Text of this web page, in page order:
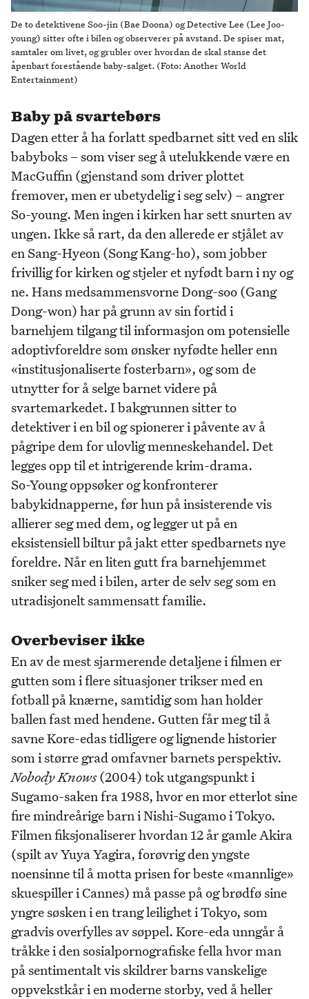
De to detektivene Soo-jin (Bae Doona) og Detective Lee (Lee Joo-
young) sitter ofte i bilen og observerer på avstand. De spiser mat,
samtaler om livet, og grubler over hvordan de skal stanse det
åpenbart forestående baby-salget. (Foto: Another World
Entertainment)
Baby på svartebørs
Dagen etter å ha forlatt spedbarnet sitt ved en slik
babyboks – som viser seg å utelukkende være en
MacGuffin (gjenstand som driver plottet
fremover, men er ubetydelig i seg selv) – angrer
So-young. Men ingen i kirken har sett snurten av
ungen. Ikke så rart, da den allerede er stjålet av
en Sang-Hyeon (Song Kang-ho), som jobber
frivillig for kirken og stjeler et nyfødt barn i ny og
ne. Hans medsammensvorne Dong-soo (Gang
Dong-won) har på grunn av sin fortid i
barnehjem tilgang til informasjon om potensielle
adoptivforeldre som ønsker nyfødte heller enn
«institusjonaliserte fosterbarn», og som de
utnytter for å selge barnet videre på
svartemarkedet. I bakgrunnen sitter to
detektiver i en bil og spionerer i påvente av å
pågripe dem for ulovlig menneskehandel. Det
legges opp til et intrigerende krim-drama.
So-Young oppsøker og konfronterer
babykidnapperne, før hun på insisterende vis
allierer seg med dem, og legger ut på en
eksistensiell biltur på jakt etter spedbarnets nye
foreldre. Når en liten gutt fra barnehjemmet
sniker seg med i bilen, arter de selv seg som en
utradisjonelt sammensatt familie.
Overbeviser ikke
En av de mest sjarmerende detaljene i filmen er
gutten som i flere situasjoner trikser med en
fotball på knærne, samtidig som han holder
ballen fast med hendene. Gutten får meg til å
savne Kore-edas tidligere og lignende historier
som i større grad omfavner barnets perspektiv.
Nobody Knows(2004) tok utgangspunkt i
Sugamo-saken fra 1988, hvor en mor etterlot sine
fire mindreårige barn i Nishi-Sugamo i Tokyo.
Filmen fiksjonaliserer hvordan 12 år gamle Akira
(spilt av Yuya Yagira, forøvrig den yngste
noensinne til å motta prisen for beste «mannlige»
skuespiller i Cannes) må passe på og brødfø sine
yngre søsken i en trang leilighet i Tokyo, som
gradvis overfylles av søppel. Kore-eda unngår å
tråkke i den sosialpornografiske fella hvor man
på sentimentalt vis skildrer barns vanskelige
oppvekstkår i en moderne storby, ved å heller